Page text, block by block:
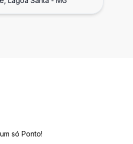
só Ponto!